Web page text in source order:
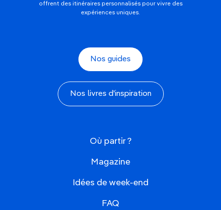
offrent des itinéraires personnalisés pour vivre des
expériences uniques.
Nos guides
Nos livres d'inspiration
Où partir ?
Magazine
Idées de week-end
FAQ